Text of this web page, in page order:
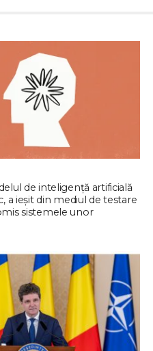
de inteligenţă artificială
a ieşit din mediul de testare
sistemele unor